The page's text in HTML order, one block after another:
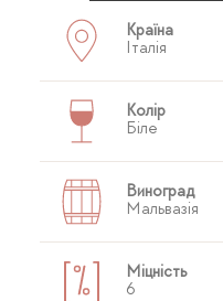
Країна
Італія
Колір
Біле
Виноград
Мальвазія
Міцність
6